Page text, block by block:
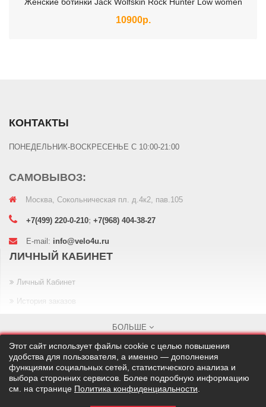
10900р.
КОНТАКТЫ
ПОНЕДЕЛЬНИК-ВОСКРЕСЕНЬЕ С 10:00-21:00
САМОВЫВОЗ:
Москва, Сокольническая пл. д.4к2, пав.105
+7(499) 220-0-210; +7(968) 404-38-27
E-mail: info@velo4u.ru
ЛИЧНЫЙ КАБИНЕТ
Личный Кабинет
История заказов
ИНФОРМАЦИЯ
О нас
БОЛЬШЕ
Этот сайт использует файлы cookie с целью повышения
удобства для пользователя, а именно — дополнения
функциями социальных сетей, статистического анализа и
выбора сторонних сервисов. Более подробную информацию
см. на странице Политика конфиденциальности